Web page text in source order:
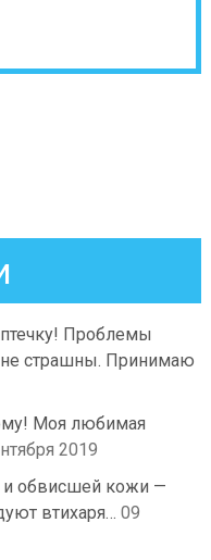
Проблемы
страшны. Принимаю
Моя любимая
2019
и обвисшей кожи —
втихаря… 09